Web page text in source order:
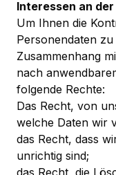
Interessen an
Um Ihnen die
Personendaten
Zusammenhang
nach
folgende Rechte:
Das Recht, von
welche Daten wir
das Recht, dass
unrichtig sind;
das Recht, die